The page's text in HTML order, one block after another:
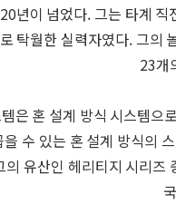
년이 넘었다. 그는 타계
탁월한 실력자였다. 그의
23개
은 혼 설계 방식 시스템
수 있는 혼 설계 방식의
유산인 헤리티지 시리